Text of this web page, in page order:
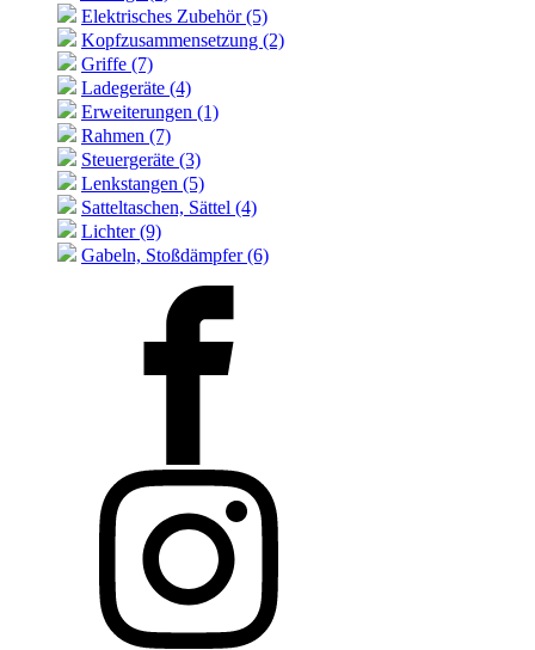
Elektrisches Zubehör (5)
Kopfzusammensetzung (2)
Griffe (7)
Ladegeräte (4)
Erweiterungen (1)
Rahmen (7)
Steuergeräte (3)
Lenkstangen (5)
Satteltaschen, Sättel (4)
Lichter (9)
Gabeln, Stoßdämpfer (6)